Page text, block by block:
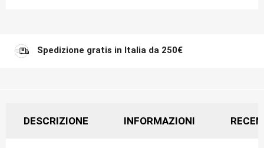
Spedizione gratis in Italia da 250€
DESCRIZIONE INFORMAZIONI